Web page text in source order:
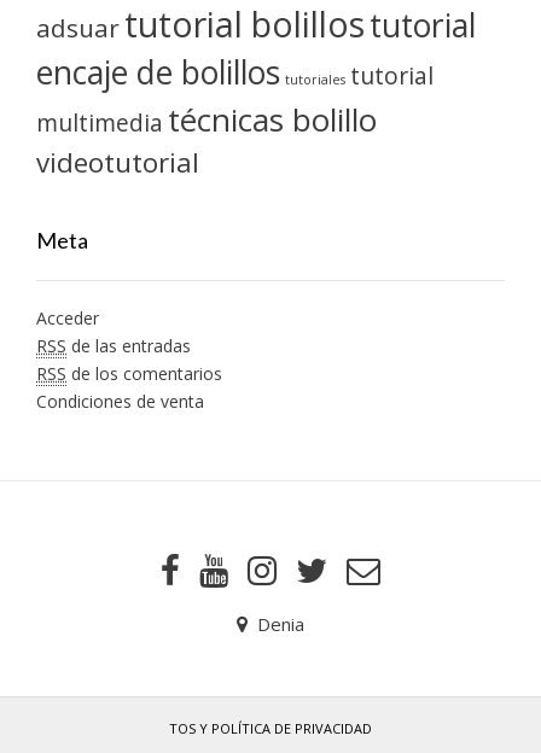
adsuartutorial bolillostutorial
encaje de bolillos tutoriales tutorial
multimedia técnicas bolillo
videotutorial
Meta
Acceder
RSS de las entradas
RSS de los comentarios
Condiciones de venta
Denia
TOS Y POLÍTICA DE PRIVACIDAD